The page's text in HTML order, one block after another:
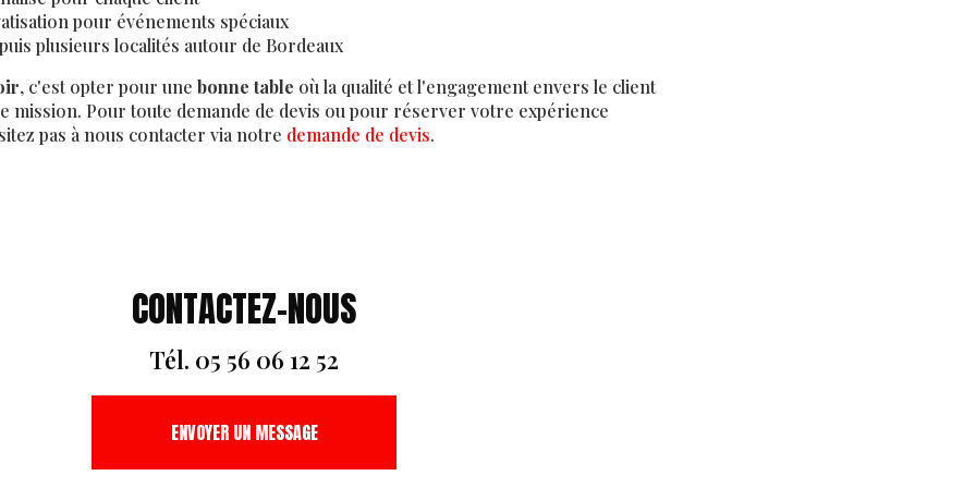
pour événements spéciaux
plusieurs localités autour de Bordeaux
, c'est opter pour une bonne table où la qualité et l'engagement envers le client
mission. Pour toute demande de devis ou pour réserver votre expérience
pas à nous contacter via notre demande de devis.
CONTACTEZ-NOUS
Tél. 05 56 06 12 52
ENVOYER UN MESSAGE